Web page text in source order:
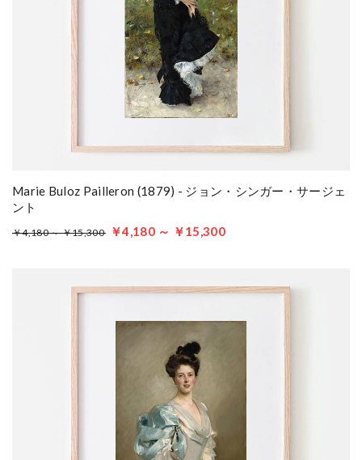
Marie Buloz Pailleron (1879) - ジョン・シンガー・サージェ
ント
￥4,180 ～ ￥15,300 ￥4,180 ～ ￥15,300